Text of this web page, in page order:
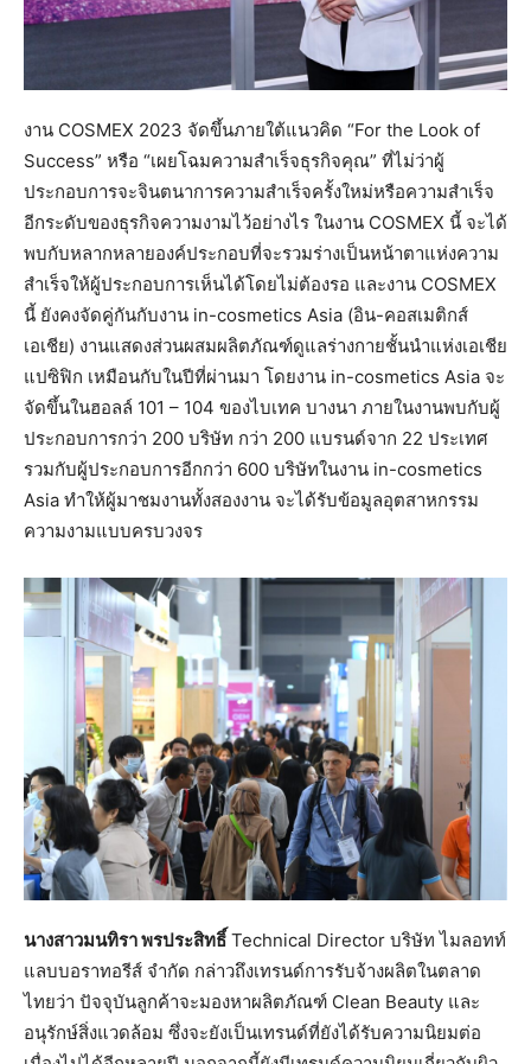
งาน COSMEX 2023 จัดขึ้นภายใต้แนวคิด “For the Look of
Success” หรือ “เผยโฉมความสำเร็จธุรกิจคุณ” ที่ไม่ว่าผู้
ประกอบการจะจินตนาการความสำเร็จครั้งใหม่หรือความสำเร็จ
อีกระดับของธุรกิจความงามไว้อย่างไร ในงาน COSMEX นี้ จะได้
พบกับหลากหลายองค์ประกอบที่จะรวมร่างเป็นหน้าตาแห่งความ
สำเร็จให้ผู้ประกอบการเห็นได้โดยไม่ต้องรอ และงาน COSMEX
นี้ ยังคงจัดคู่กันกับงาน in-cosmetics Asia (อิน-คอสเมติกส์
เอเชีย) งานแสดงส่วนผสมผลิตภัณฑ์ดูแลร่างกายชั้นนำแห่งเอเชีย
แปซิฟิก เหมือนกับในปีที่ผ่านมา โดยงาน in-cosmetics Asia จะ
จัดขึ้นในฮอลล์ 101 – 104 ของไบเทค บางนา ภายในงานพบกับผู้
ประกอบการกว่า 200 บริษัท กว่า 200 แบรนด์จาก 22 ประเทศ
รวมกับผู้ประกอบการอีกกว่า 600 บริษัทในงาน in-cosmetics
Asia ทำให้ผู้มาชมงานทั้งสองงาน จะได้รับข้อมูลอุตสาหกรรม
ความงามแบบครบวงจร
นางสาวมนทิรา พรประสิทธิ์ Technical Director บริษัท ไมลอทท์
แลบบอราทอรีส์ จำกัด กล่าวถึงเทรนด์การรับจ้างผลิตในตลาด
ไทยว่า ปัจจุบันลูกค้าจะมองหาผลิตภัณฑ์ Clean Beauty และ
อนุรักษ์สิ่งแวดล้อม ซึ่งจะยังเป็นเทรนด์ที่ยังได้รับความนิยมต่อ